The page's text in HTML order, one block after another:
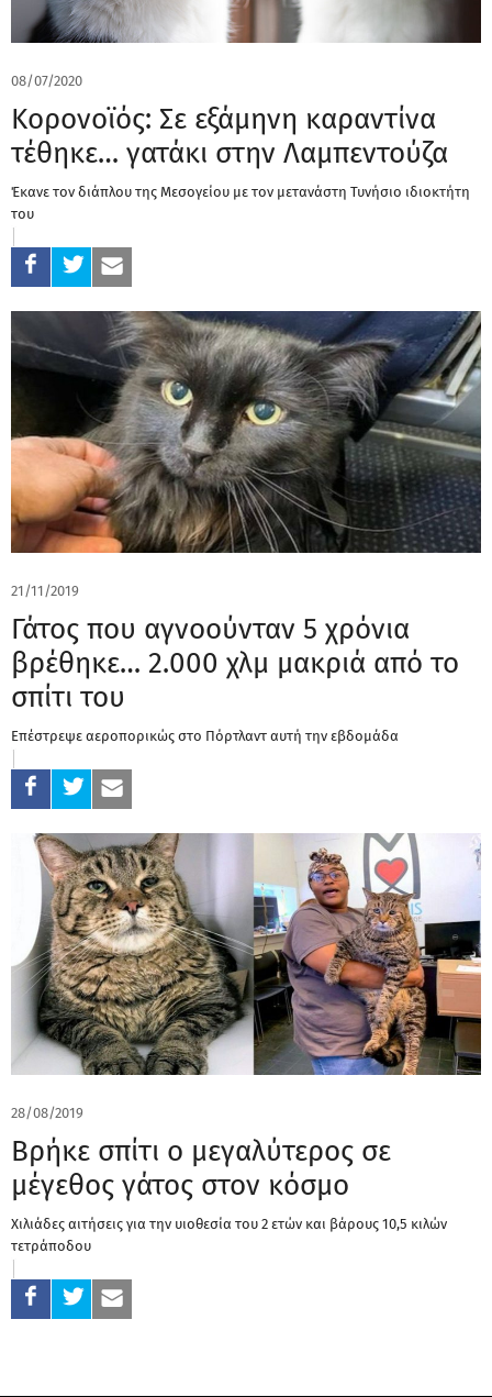
08/07/2020
Κορονοϊός: Σε εξάμηνη καραντίνα
τέθηκε… γατάκι στην Λαμπεντούζα
Έκανε τον διάπλου της Μεσογείου με τον μετανάστη Τυνήσιο ιδιοκτήτη
του
21/11/2019
Γάτος που αγνοούνταν 5 χρόνια
βρέθηκε… 2.000 χλμ μακριά από το
σπίτι του
Επέστρεψε αεροπορικώς στο Πόρτλαντ αυτή την εβδομάδα
28/08/2019
Βρήκε σπίτι ο μεγαλύτερος σε
μέγεθος γάτος στον κόσμο
Χιλιάδες αιτήσεις για την υιοθεσία του 2 ετών και βάρους 10,5 κιλών
τετράποδου